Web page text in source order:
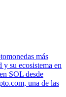
más
y su ecosistema en
SOL desde
una de las